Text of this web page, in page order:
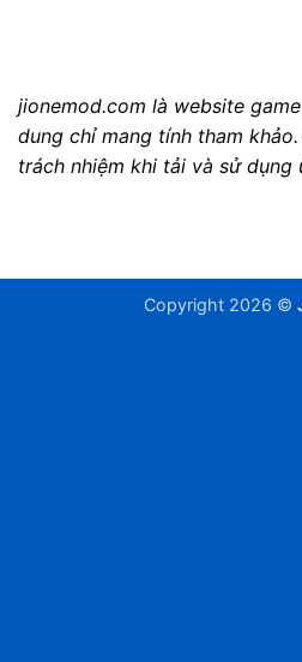
jionemod.com là website
dung chỉ mang tính tham
trách nhiệm khi tải và sử
Copyright 2026 ©